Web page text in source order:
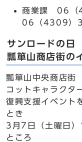
商業課 06（
06（4309）
サンロードの日
瓢箪山商店街の
瓢箪山中央商店街
コットキャラクタ
復興支援イベント
とき
3月7日（土曜日
ところ